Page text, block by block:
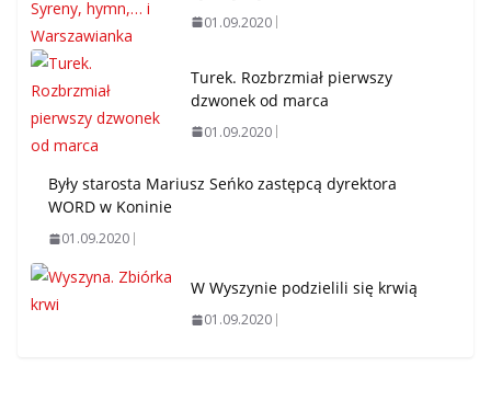
01.09.2020
Turek. Rozbrzmiał pierwszy
dzwonek od marca
01.09.2020
Były starosta Mariusz Seńko zastępcą dyrektora
WORD w Koninie
01.09.2020
W Wyszynie podzielili się krwią
01.09.2020